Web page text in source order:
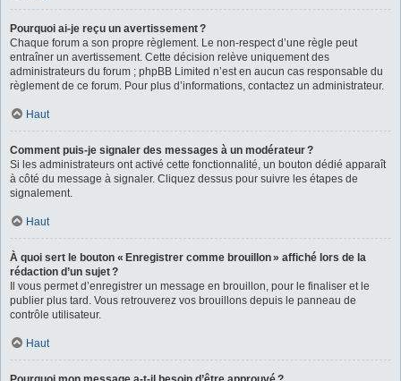
Pourquoi ai-je reçu un avertissement ?
Chaque forum a son propre règlement. Le non-respect d’une règle peut
entraîner un avertissement. Cette décision relève uniquement des
administrateurs du forum ; phpBB Limited n’est en aucun cas responsable du
règlement de ce forum. Pour plus d’informations, contactez un administrateur.
Haut
Comment puis-je signaler des messages à un modérateur ?
Si les administrateurs ont activé cette fonctionnalité, un bouton dédié apparaît
à côté du message à signaler. Cliquez dessus pour suivre les étapes de
signalement.
Haut
À quoi sert le bouton « Enregistrer comme brouillon » affiché lors de la
rédaction d’un sujet ?
Il vous permet d’enregistrer un message en brouillon, pour le finaliser et le
publier plus tard. Vous retrouverez vos brouillons depuis le panneau de
contrôle utilisateur.
Haut